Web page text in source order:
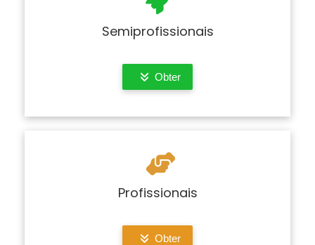
Semiprofissionais
Obter
Profissionais
Obter